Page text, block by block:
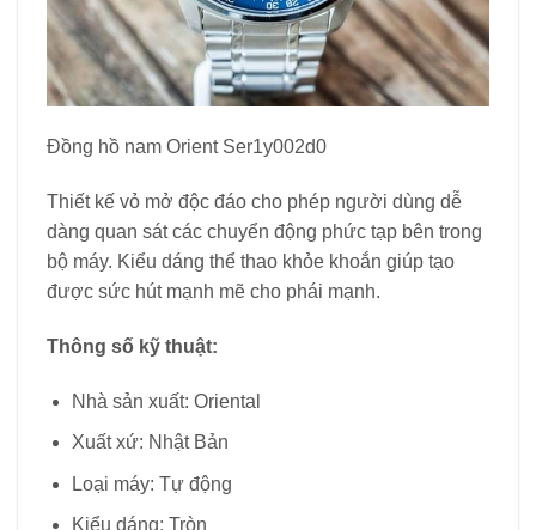
Đồng hồ nam Orient Ser1y002d0
Thiết kế vỏ mở độc đáo cho phép người dùng dễ
dàng quan sát các chuyển động phức tạp bên trong
bộ máy. Kiểu dáng thể thao khỏe khoắn giúp tạo
được sức hút mạnh mẽ cho phái mạnh.
Thông số kỹ thuật:
Nhà sản xuất: Oriental
Xuất xứ: Nhật Bản
Loại máy: Tự động
Kiểu dáng: Tròn